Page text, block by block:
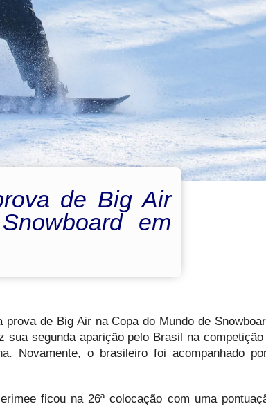
de Big Air
em
de Big Air na Copa do Mundo de
segunda aparição pelo Brasil na competição
Novamente, o brasileiro foi acompanhado
ficou na 26ª colocação com uma